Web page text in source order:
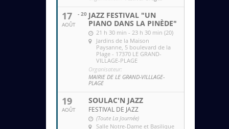
17
AOÛT
- 20 JAZZ FESTIVAL "UN
PIANO DANS LA PINÈDE"
21 h 30 min - 23 h 30 min (20)
Jardins de la Maison
Paysanne , 5 boulevard de la
Plage - 17370 LE GRAND-
VILLAGE-PLAGE
Organisateur:
MAIRIE DE LE GRAND-VILLLAGE-
PLAGE
19
AOÛT
SOULAC'N JAZZ
FESTIVAL DE JAZZ
(Toute La Journée)
Salle Notre-Dame et Basilique